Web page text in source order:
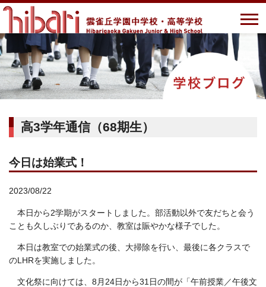
高3学年通信（68期生）
今日は始業式！
2023/08/22
本日から2学期がスタートしました。部活動以外で友だちと会う
ことも久しぶりであるのか、教室は賑やかな様子でした。
本日は教室での始業式の後、大掃除を行い、最後に各クラスで
のLHRを実施しました。
文化祭に向けては、8月24日から31日の間が「午前授業／午後文